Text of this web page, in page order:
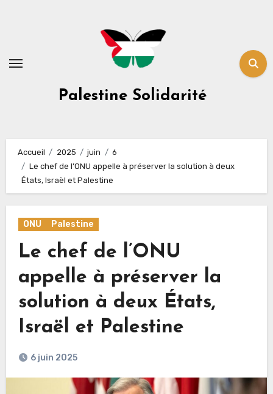
Palestine Solidarité
Accueil 2025 juin
6
Le chef de l’ONU appelle à préserver la solution à deux
États, Israël et Palestine
ONU Palestine
Le chef de l’ONU
appelle à préserver la
solution à deux États,
Israël et Palestine
6 juin 2025